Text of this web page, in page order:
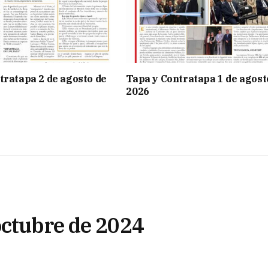
2 de agosto de
Tapa y Contratapa 1 de
2026
de 2024